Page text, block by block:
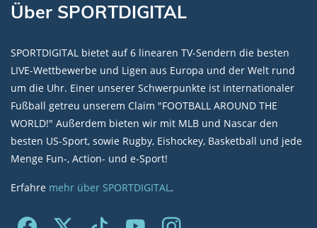
Über SPORTDIGITAL
SPORTDIGITAL bietet auf 6 linearen TV-Sendern die besten
LIVE-Wettbewerbe und Ligen aus Europa und der Welt rund
um die Uhr. Einer unserer Schwerpunkte ist internationaler
Fußball getreu unserem Claim "FOOTBALL AROUND THE
WORLD!" Außerdem bieten wir mit MLB und Nascar den
besten US-Sport, sowie Rugby, Eishockey, Basketball und jede
Menge Fun-, Action- und e-Sport!
Erfahre mehr über SPORTDIGITAL.